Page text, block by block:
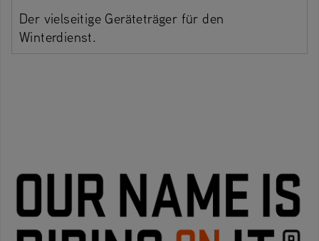
Der vielseitige Geräteträger für den
Winterdienst.